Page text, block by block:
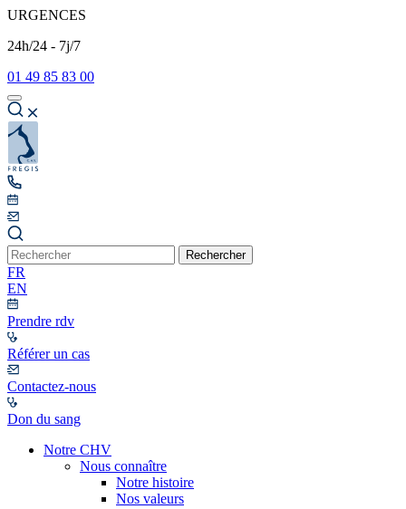
URGENCES
24h/24 - 7j/7
01 49 85 83 00
Rechercher
FR
EN
Prendre rdv
Référer un cas
Contactez-nous
Don du sang
Notre CHV
Nous connaître
Notre histoire
Nos valeurs